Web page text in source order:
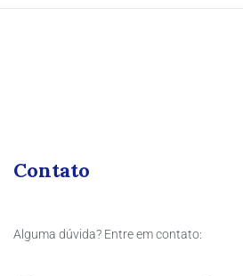
Contato
Alguma dúvida? Entre em contato: